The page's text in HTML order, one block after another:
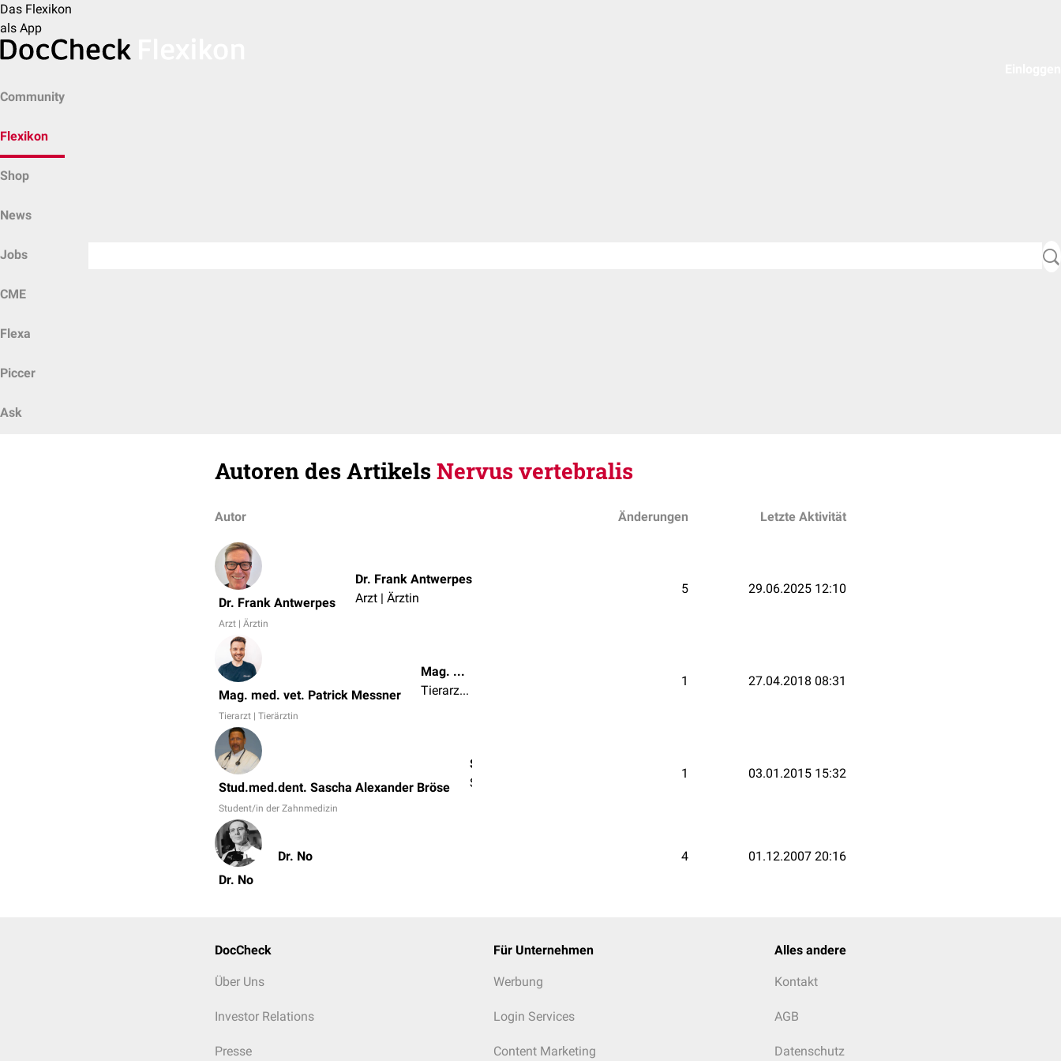
Das Flexikon
als App
Community
Flexikon
Shop
News
Jobs
CME
Flexa
Piccer
Ask
Autoren des ArtikelsNervus vertebralis
Autor Änderungen Letzte Aktivität
Dr. Frank Antwerpes
Arzt | Ärztin
Dr. Frank Antwerpes
Arzt | Ärztin
5 29.06.2025 12:10
Mag. med. vet. Patrick Messner
Tierarzt | Tierärztin
Mag. med. vet. Patrick Messner
Tierarzt | Tierärztin
1 27.04.2018 08:31
Stud.med.dent. Sascha Alexander Bröse
Student/in der Zahnmedizin
1 03.01.2015 15:32
Dr. No
Dr. No 4 01.12.2007 20:16
DocCheck
Über Uns
Investor Relations
Presse
Für Unternehmen
Werbung
Login Services
Content Marketing
Alles andere
Kontakt
AGB
Datenschutz